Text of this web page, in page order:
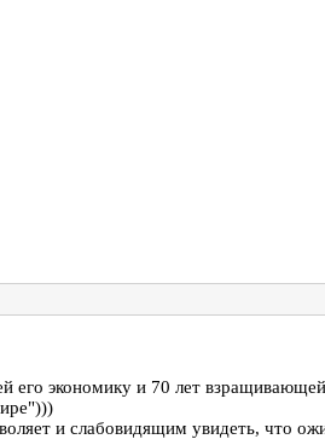
экономику и 70 лет
и слабовидящим увидеть, что